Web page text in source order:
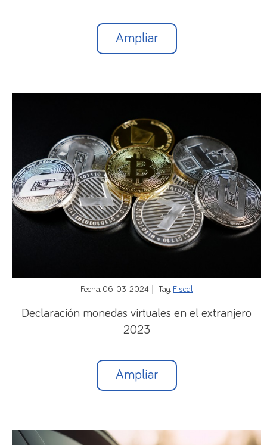
Ampliar
Fecha: 06-03-2024 Tag: Fiscal
Declaración monedas virtuales en el extranjero
2023
Ampliar